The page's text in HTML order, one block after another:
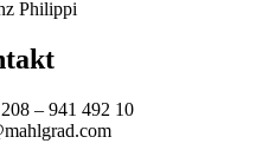
Philippi
– 941 492 10